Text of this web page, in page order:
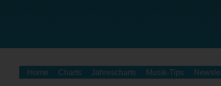
Home Charts Jahrescharts Musik-Tips